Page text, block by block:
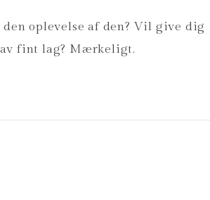
oplevelse af den? Vil give dig
fint lag? Mærkeligt.